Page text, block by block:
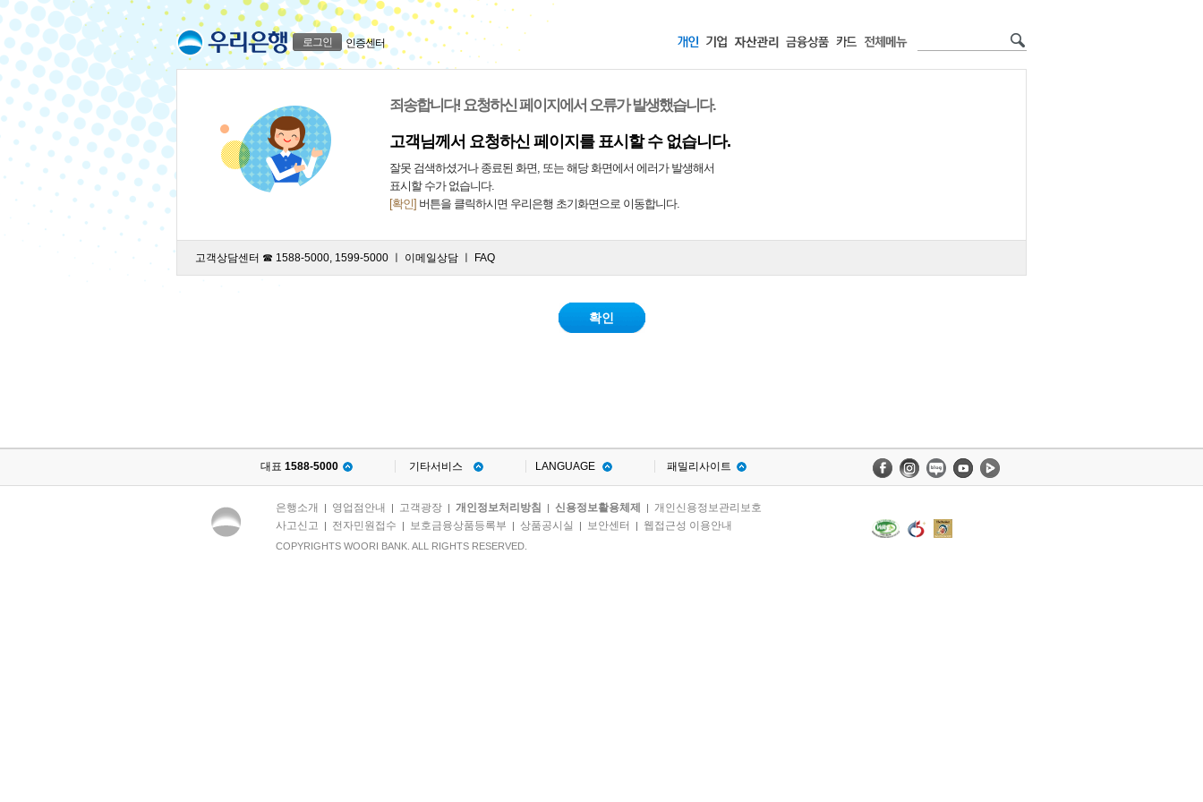
로그인 인증센터
죄송합니다! 요청하신 페이지에서 오류가 발생했습니다.
고객님께서 요청하신 페이지를 표시할 수 없습니다.
잘못 검색하셨거나 종료된 화면, 또는 해당 화면에서 에러가 발생해서
표시할 수가 없습니다.
[확인] 버튼을 클릭하시면 우리은행 초기화면으로 이동합니다.
고객상담센터 ☎ 1588-5000, 1599-5000 ㅣ 이메일상담 FAQ
확인
대표 1588-5000 기타서비스 LANGUAGE 패밀리사이트
은행소개 | 영업점안내 | 고객광장 | 개인정보처리방침 | 신용정보활용체제 | 개인신용정보관리보호
사고신고 | 전자민원접수 | 보호금융상품등록부 | 상품공시실 | 보안센터 | 웹접근성 이용안내
COPYRIGHTS WOORI BANK. ALL RIGHTS RESERVED.